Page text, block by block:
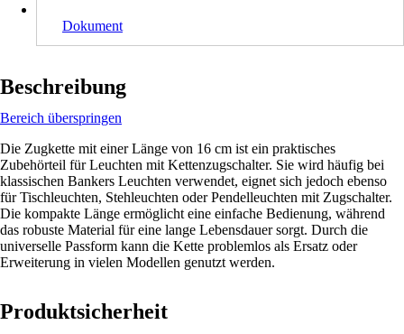
Dokument
Beschreibung
Bereich überspringen
Die Zugkette mit einer Länge von 16 cm ist ein praktisches
Zubehörteil für Leuchten mit Kettenzugschalter. Sie wird häufig bei
klassischen Bankers Leuchten verwendet, eignet sich jedoch ebenso
für Tischleuchten, Stehleuchten oder Pendelleuchten mit Zugschalter.
Die kompakte Länge ermöglicht eine einfache Bedienung, während
das robuste Material für eine lange Lebensdauer sorgt. Durch die
universelle Passform kann die Kette problemlos als Ersatz oder
Erweiterung in vielen Modellen genutzt werden.
Produktsicherheit